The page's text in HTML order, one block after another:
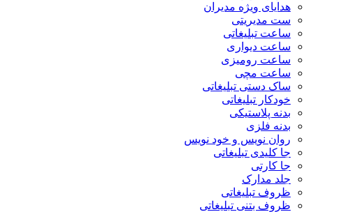
هدایای ویژه مدیران
ست مدیریتی
ساعت تبلیغاتی
ساعت دیواری
ساعت رومیزی
ساعت مچی
ساک دستی تبلیغاتی
خودکار تبلیغاتی
بدنه پلاستیکی
بدنه فلزی
روان نویس و خود نویس
جا کلیدی تبلیغاتی
جا کارتی
جلد مدارک
ظروف تبلیغاتی
ظروف بتنی تبلیغاتی